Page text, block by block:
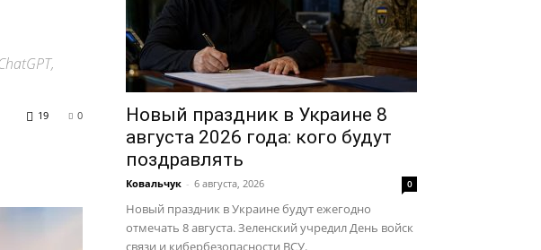
0
19
Новый праздник в Украине 8
августа 2026 года: кого будут
поздравлять
Ковальчук - 6 августа, 2026 0
Новый праздник в Украине будут ежегодно
отмечать 8 августа. Зеленский учредил День войск
связи и кибербезопасности ВСУ.